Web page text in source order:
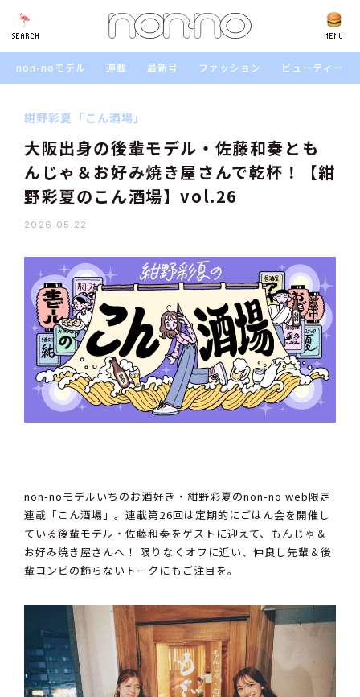
SEARCH MENU
SEARCH
non-noモデル 連載 最新号 ファッション ビューティー
紺野彩夏「こん酒場」
大阪出身の後輩モデル・佐藤和奏とも
んじゃ＆お好み焼き屋さんで乾杯！【紺
野彩夏のこん酒場】vol.26
2026.05.22
non-noモデルいちのお酒好き・紺野彩夏のnon-no web限定
連載「こん酒場」。連載第26回は定期的にごはん会を開催し
ている後輩モデル・佐藤和奏をゲストに迎えて、もんじゃ＆
お好み焼き屋さんへ！ 限りなくオフに近い、仲良し先輩＆後
輩コンビの飾らないトークにもご注目を。